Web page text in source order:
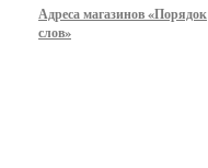
Адреса магазинов «Порядок
слов»